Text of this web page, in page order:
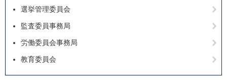
選挙管理委員会
監査委員事務局
労働委員会事務局
教育委員会